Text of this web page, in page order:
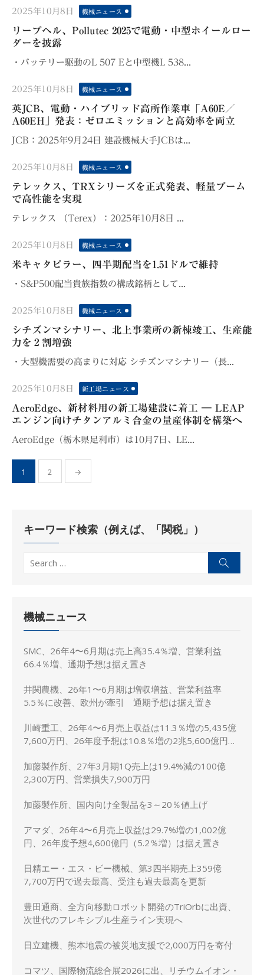
Posted
on
2025年10月8日 機械ニュース
リープヘル、Pollutec 2025で電動・中型ホイールロー
ダーを披露
・バッテリー駆動のL 507 Eと中型機L 538...
Posted
on
2025年10月8日 機械ニュース
英JCB、電動・ハイブリッド高所作業車「A60E／
A60EH」発表：ゼロエミッションと高効率を両立
JCB：2025年9月24日 建設機械大手JCBは...
Posted
on
2025年10月8日 機械ニュース
テレックス、TRXシリーズを正式発表、軽量ブーム
で高性能を実現
テレックス （Terex）：2025年10月8日 ...
Posted
on
2025年10月8日 機械ニュース
米キャタピラー、四半期配当を1.51ドルで維持
・S&P500配当貴族指数の構成銘柄として...
Posted
on
2025年10月8日 機械ニュース
シチズンマシナリー、北上事業所の新棟竣工、生産能
力を２割増強
・大型機需要の高まりに対応 シチズンマシナリー（長...
Posted
on
2025年10月8日 新工場ニュース
AeroEdge、新材料用の新工場建設に着工 ― LEAP
エンジン向けチタンアルミ合金の量産体制を構築へ
AeroEdge（栃木県足利市）は10月7日、LE...
投
稿
ー
1 2 →
キーワード検索（例えば、「関税」）
Search
機械ニュース
SMC、26年4〜6月期は売上高35.4％増、営業利益
66.4％増、通期予想は据え置き
井関農機、26年1〜6月期は増収増益、営業利益率
5.5％に改善、欧州が牽引 通期予想は据え置き
川崎重工、26年4〜6月売上収益は11.3％増の5,435億
7,600万円、26年度予想は10.8％増の2兆5,600億円に
加藤製作所、27年3月期1Q売上は19.4%減の100億
2,300万円、営業損失7,900万円
加藤製作所、国内向け全製品を3～20％値上げ
アマダ、26年4〜6月売上収益は29.7%増の1,002億
円、26年度予想4,600億円（5.2％増）は据え置き
日精エー・エス・ビー機械、第3四半期売上359億
7,700万円で過去最高、受注も過去最高を更新
豊田通商、全方向移動ロボット開発のTriOrbに出資、
次世代のフレキシブル生産ライン実現へ
日立建機、熊本地震の被災地支援で2,000万円を寄付
コマツ、国際物流総合展2026に出、リチウムイオン・